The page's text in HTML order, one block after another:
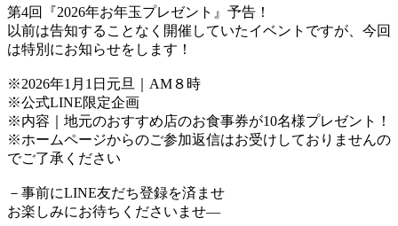
第4回『2026年お年玉プレゼント』予告！
以前は告知することなく開催していたイベントですが、今回
は特別にお知らせをします！
※2026年1月1日元旦｜AM８時
※公式LINE限定企画
※内容｜地元のおすすめ店のお食事券が10名様プレゼント！
※ホームページからのご参加返信はお受けしておりませんの
でご了承ください
－事前にLINE友だち登録を済ませ
お楽しみにお待ちくださいませ―